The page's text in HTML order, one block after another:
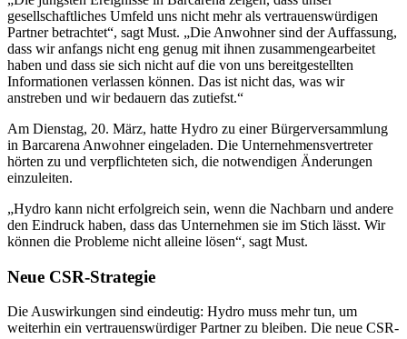
gesellschaftliches Umfeld uns nicht mehr als vertrauenswürdigen
Partner betrachtet“, sagt Must. „Die Anwohner sind der Auffassung,
dass wir anfangs nicht eng genug mit ihnen zusammengearbeitet
haben und dass sie sich nicht auf die von uns bereitgestellten
Informationen verlassen können. Das ist nicht das, was wir
anstreben und wir bedauern das zutiefst.“
Am Dienstag, 20. März, hatte Hydro zu einer Bürgerversammlung
in Barcarena Anwohner eingeladen. Die Unternehmensvertreter
hörten zu und verpflichteten sich, die notwendigen Änderungen
einzuleiten.
„Hydro kann nicht erfolgreich sein, wenn die Nachbarn und andere
den Eindruck haben, dass das Unternehmen sie im Stich lässt. Wir
können die Probleme nicht alleine lösen“, sagt Must.
Neue CSR-Strategie
Die Auswirkungen sind eindeutig: Hydro muss mehr tun, um
weiterhin ein vertrauenswürdiger Partner zu bleiben. Die neue CSR-